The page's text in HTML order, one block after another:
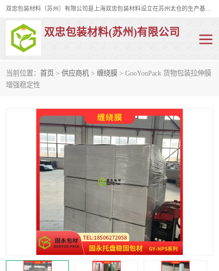
双忠包装材料（苏州）有限公司是上海双忠包装材料设立在苏州太仓的生产基地，占地约2万平米，产品主要有打孔缠绕膜，拉伸蜂窝纸，集装箱充气袋，滑托板，打包带，裹包网兜，防滑纸等箱体和托盘的运输和保护性包材。固永包材®，GooYon Pack®，是我们保护性包装材料的专属品牌。
双忠包装材料(苏州)有限公司
当前位置： 首页 > 供应商机 > 缠绕膜 > GooYonPack 货物包装拉伸膜
增强稳定性
打孔缠绕膜
裹包网兜 纤维打包带
充气袋
缠绕膜
托盘裹包网兜
托盘捆绑带